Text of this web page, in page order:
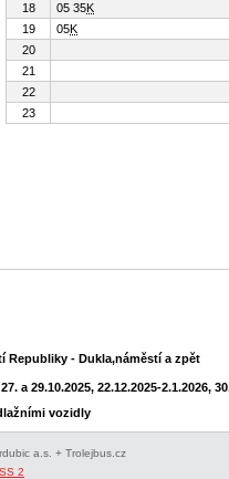
18
05 35K
19
05K
20
21
22
23
Republiky - Dukla,náměstí a zpět
29.10.2025, 22.12.2025-2.1.2026,
vozidly
a.s. + Trolejbus.cz
2